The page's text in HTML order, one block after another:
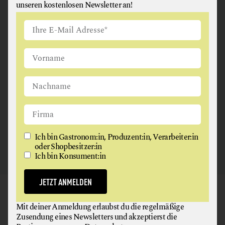
ANGUS & ARTHUR
FLEISCH + FLEISCHERZEUGNISSE
2326 Maria Lanzendorf
GAUMEN HOCH
NEWSLETTER
unseren kostenlosen Newsletter an!
Ich bin Gastronom:in, Produzent:in, Verarbeiter:in
oder Shopbesitzer:in
Ich bin Konsument:in
JETZT ANMELDEN
Mit deiner Anmeldung erlaubst du die regelmäßige
Zusendung eines Newsletters und akzeptierst die